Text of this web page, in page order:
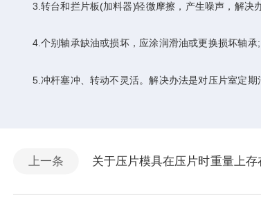
3.转台和拦片板(加料器)轻微摩擦，产生噪声，解决
4.个别轴承缺油或损坏，应涂润滑油或更换损坏轴承;
5.冲杆塞冲、转动不灵活。解决办法是对压片室定期
上一条 关于压片模具在压片时重量上